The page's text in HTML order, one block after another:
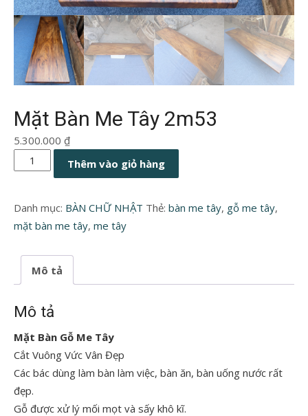
Mặt Bàn Me Tây 2m53
5.300.000 ₫
Mặt
Bàn
Tây
2m53
lượng
Thêm vào giỏ hàng
Danh mục: BÀN CHỮ NHẬT Thẻ: bàn me tây, gỗ me tây,
mặt bàn me tây, me tây
Mô tả
Mô tả
Mặt Bàn Gỗ Me Tây
Cắt Vuông Vức Vân Đẹp
Các bác dùng làm bàn làm việc, bàn ăn, bàn uống nước rất
đẹp.
Gỗ được xử lý mối mọt và sấy khô kĩ.